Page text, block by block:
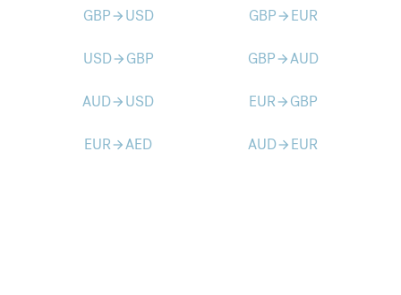
GBParrow_forward USD GBParrow_forward EUR
USDarrow_forward GBP GBParrow_forwardAUD
AUDarrow_forward USD EURarrow_forward GBP
EURarrow_forwardAED AUDarrow_forward EUR